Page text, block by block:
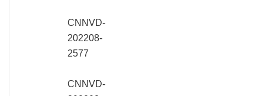
CNNVD-
202208-
2577
CNNVD-